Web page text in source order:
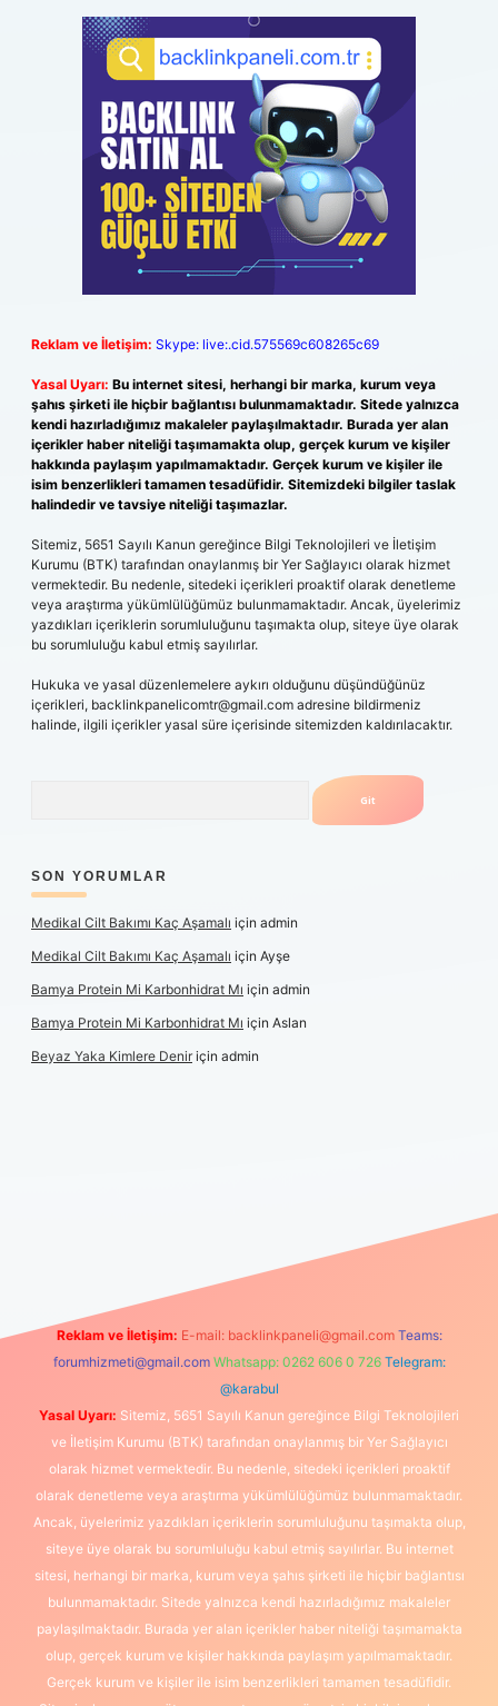
Reklam ve İletişim: Skype: live:.cid.575569c608265c69
Yasal Uyarı: Bu internet sitesi, herhangi bir marka, kurum veya
şahıs şirketi ile hiçbir bağlantısı bulunmamaktadır. Sitede yalnızca
kendi hazırladığımız makaleler paylaşılmaktadır. Burada yer alan
içerikler haber niteliği taşımamakta olup, gerçek kurum ve kişiler
hakkında paylaşım yapılmamaktadır. Gerçek kurum ve kişiler ile
isim benzerlikleri tamamen tesadüfidir. Sitemizdeki bilgiler taslak
halindedir ve tavsiye niteliği taşımazlar.
Sitemiz, 5651 Sayılı Kanun gereğince Bilgi Teknolojileri ve İletişim
Kurumu (BTK) tarafından onaylanmış bir Yer Sağlayıcı olarak hizmet
vermektedir. Bu nedenle, sitedeki içerikleri proaktif olarak denetleme
veya araştırma yükümlülüğümüz bulunmamaktadır. Ancak, üyelerimiz
yazdıkları içeriklerin sorumluluğunu taşımakta olup, siteye üye olarak
bu sorumluluğu kabul etmiş sayılırlar.
Hukuka ve yasal düzenlemelere aykırı olduğunu düşündüğünüz
içerikleri, backlinkpanelicomtr@gmail.com adresine bildirmeniz
halinde, ilgili içerikler yasal süre içerisinde sitemizden kaldırılacaktır.
SON YORUMLAR
Medikal Cilt Bakımı Kaç Aşamalı için admin
Medikal Cilt Bakımı Kaç Aşamalı için Ayşe
Bamya Protein Mi Karbonhidrat Mı için admin
Bamya Protein Mi Karbonhidrat Mı için Aslan
Beyaz Yaka Kimlere Deniriçin admin
Reklam ve İletişim: E-mail: backlinkpaneli@gmail.com Teams:
forumhizmeti@gmail.com Whatsapp: 0262 606 0 726 Telegram:
@karabul
Yasal Uyarı: Sitemiz, 5651 Sayılı Kanun gereğince Bilgi Teknolojileri
ve İletişim Kurumu (BTK) tarafından onaylanmış bir Yer Sağlayıcı
olarak hizmet vermektedir. Bu nedenle, sitedeki içerikleri proaktif
olarak denetleme veya araştırma yükümlülüğümüz bulunmamaktadır.
Ancak, üyelerimiz yazdıkları içeriklerin sorumluluğunu taşımakta olup,
siteye üye olarak bu sorumluluğu kabul etmiş sayılırlar. Bu internet
sitesi, herhangi bir marka, kurum veya şahıs şirketi ile hiçbir bağlantısı
bulunmamaktadır. Sitede yalnızca kendi hazırladığımız makaleler
paylaşılmaktadır. Burada yer alan içerikler haber niteliği taşımamakta
olup, gerçek kurum ve kişiler hakkında paylaşım yapılmamaktadır.
Gerçek kurum ve kişiler ile isim benzerlikleri tamamen tesadüfidir.